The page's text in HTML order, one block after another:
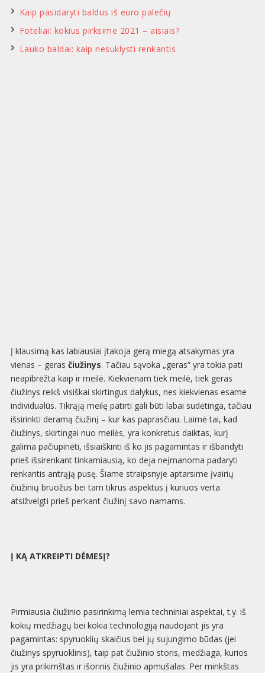
Kaip pasidaryti baldus iš euro palečių
Foteliai: kokius pirksime 2021 – aisiais?
Lauko baldai: kaip nesuklysti renkantis
Į klausimą kas labiausiai įtakoja gerą miegą atsakymas yra
vienas – geras čiužinys. Tačiau sąvoka „geras“ yra tokia pati
neapibrėžta kaip ir meilė. Kiekvienam tiek meilė, tiek geras
čiužinys reikš visiškai skirtingus dalykus, nes kiekvienas esame
individualūs. Tikrąją meilę patirti gali būti labai sudėtinga, tačiau
išsirinkti deramą čiužinį – kur kas paprasčiau. Laimė tai, kad
čiužinys, skirtingai nuo meilės, yra konkretus daiktas, kurį
galima pačiupinėti, išsiaiškinti iš ko jis pagamintas ir išbandyti
prieš išsirenkant tinkamiausią, ko deja neįmanoma padaryti
renkantis antrąją pusę. Šiame straipsnyje aptarsime įvairių
čiužinių bruožus bei tam tikrus aspektus į kuriuos verta
atsižvelgti prieš perkant čiužinį savo namams.
Į KĄ ATKREIPTI DĖMESĮ?
Pirmiausia čiužinio pasirinkimą lemia techniniai aspektai, t.y. iš
kokių medžiagų bei kokia technologiją naudojant jis yra
pagamintas: spyruoklių skaičius bei jų sujungimo būdas (jei
čiužinys spyruoklinis), taip pat čiužinio storis, medžiaga, kurios
jis yra prikimštas ir išorinis čiužinio apmušalas. Per minkštas